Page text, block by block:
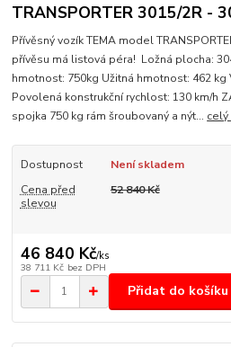
TRANSPORTER 3015/2R -
Přívěsný vozík TEMA model
přívěsu má listová péra! Ložná plocha:
hmotnost: 750kg Užitná hmotnost: 462 kg
Povolená konstrukční rychlost: 130 km/h
spojka 750 kg rám šroubovaný a nýt...
Dostupnost
Není skladem
Cena před
slevou
52 840 Kč
46 840 Kč/ks
38 711 Kč bez DPH
Přidat do košíku